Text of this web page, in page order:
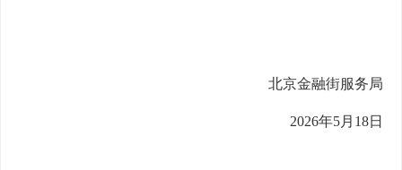
北京金融街服务局
2026年5月18日